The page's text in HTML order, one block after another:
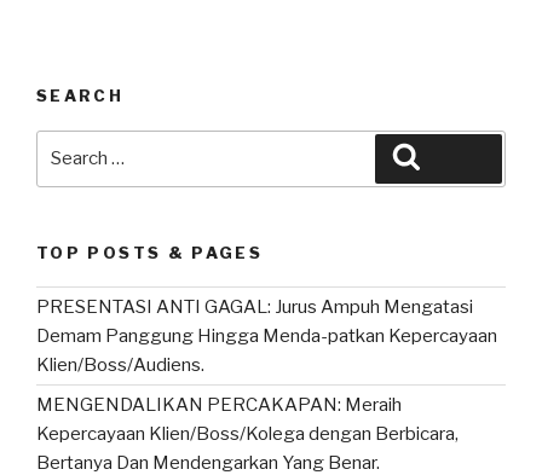
SEARCH
TOP POSTS & PAGES
PRESENTASI ANTI GAGAL: Jurus Ampuh Mengatasi
Demam Panggung Hingga Menda-patkan Kepercayaan
Klien/Boss/Audiens.
MENGENDALIKAN PERCAKAPAN: Meraih
Kepercayaan Klien/Boss/Kolega dengan Berbicara,
Bertanya Dan Mendengarkan Yang Benar.